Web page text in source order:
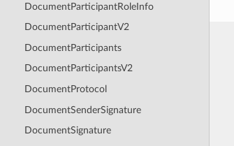
DocumentParticipantRoleInfo
DocumentParticipantV2
DocumentParticipants
DocumentParticipantsV2
DocumentProtocol
DocumentSenderSignature
DocumentSignature